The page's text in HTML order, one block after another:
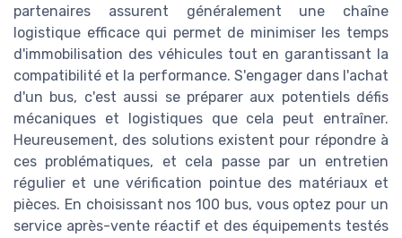
partenaires assurent généralement une chaîne
logistique efficace qui permet de minimiser les temps
d'immobilisation des véhicules tout en garantissant la
compatibilité et la performance. S'engager dans l'achat
d'un bus, c'est aussi se préparer aux potentiels défis
mécaniques et logistiques que cela peut entraîner.
Heureusement, des solutions existent pour répondre à
ces problématiques, et cela passe par un entretien
régulier et une vérification pointue des matériaux et
pièces. En choisissant nos 100 bus, vous optez pour un
service après-vente réactif et des équipements testés